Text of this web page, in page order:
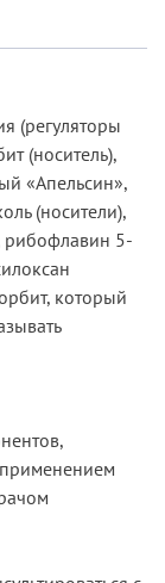
(регуляторы
(носитель),
«Апельсин»,
(носители),
рибофлавин 5-
который